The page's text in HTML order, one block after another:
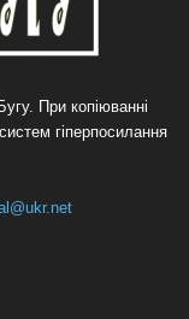
При копіюванні
гіперпосилання